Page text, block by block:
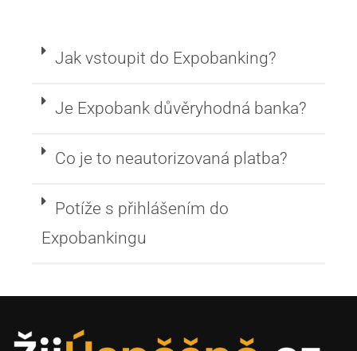
Jak vstoupit do Expobanking?
Je Expobank důvěryhodná banka?
Co je to neautorizovaná platba?
Potíže s přihlášením do
Expobankingu